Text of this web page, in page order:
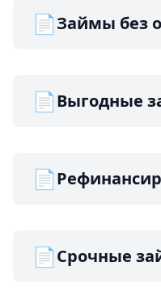
📄Займы без
📄Выгодные
📄
📄Срочные